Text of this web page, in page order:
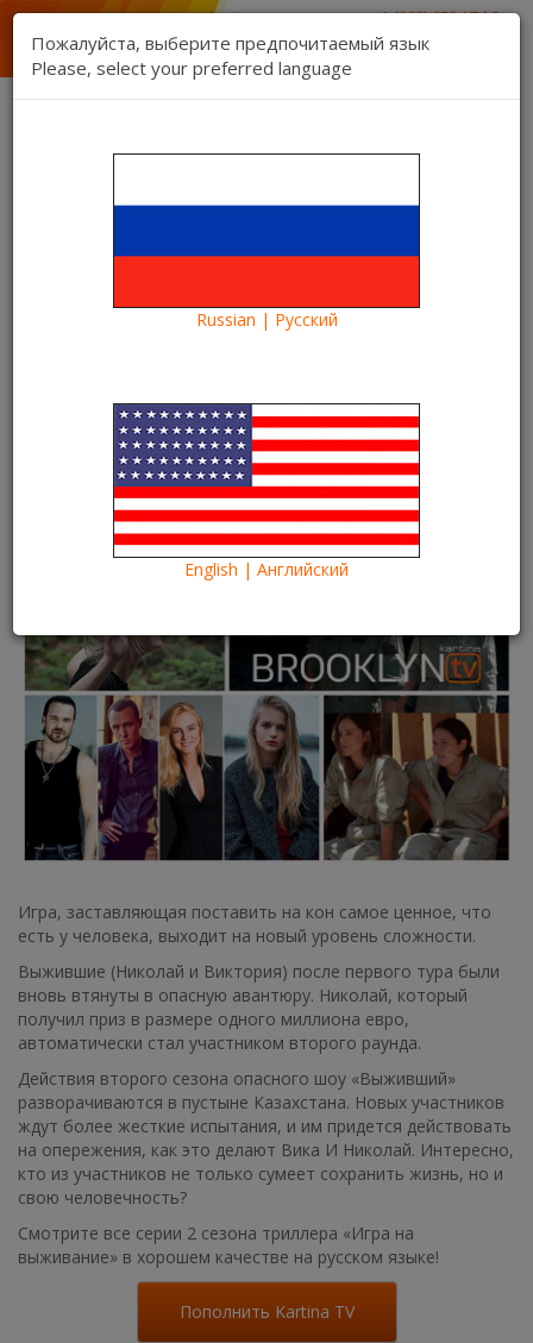
1 (888) 832 17 16
1 (888) 827 06 06
техническая поддержка
Связь Регистрация Вход
Kartina TV Brooklyn
Категории
Что посмотреть?
Сериал «Игра на выживание» 2
сезон на Kartina TV
07.10.2022 Kartina TV Brooklyn 17443
Что посмотреть? What to see?
Игра, заставляющая поставить на кон самое ценное, что
есть у человека, выходит на новый уровень сложности.
Выжившие (Николай и Виктория) после первого тура были
вновь втянуты в опасную авантюру. Николай, который
получил приз в размере одного миллиона евро,
автоматически стал участником второго раунда.
Действия второго сезона опасного шоу «Выживший»
разворачиваются в пустыне Казахстана. Новых участников
ждут более жесткие испытания, и им придется действовать
на опережения, как это делают Вика И Николай. Интересно,
кто из участников не только сумеет сохранить жизнь, но и
свою человечность?
Смотрите все серии 2 сезона триллера «Игра на
выживание» в хорошем качестве на русском языке!
Пополнить Kartina TV
Пожалуйста, выберите предпочитаемый язык
Please, select your preferred language
Russian | Русский
English | Английский